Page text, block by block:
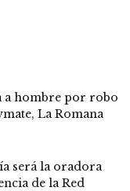
a hombre por robo
La Romana
será la oradora
de la Red